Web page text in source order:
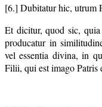
[6.] Dubitatur hic, utrum
Et dicitur, quod sic,
producatur in
vel essentia divina, in
Filii, qui est imago Patris